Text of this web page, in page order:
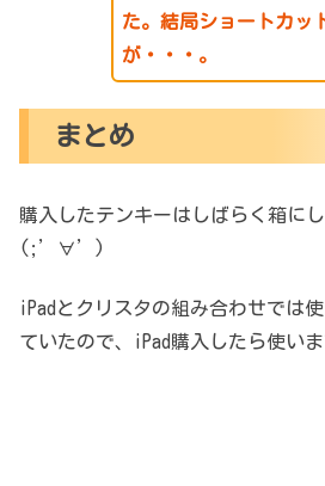
た。結局ショートカッ
が・・・。
まとめ
購入したテンキーはしばらく箱に
(;’∀’)
iPadとクリスタの組み合わせでは
ていたので、iPad購入したら使いま